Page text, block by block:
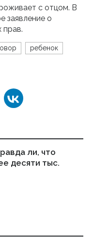
с отцом. В
заявление о
прав.
ребенок
ли, что
десяти тыс.